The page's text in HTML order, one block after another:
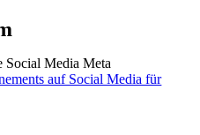
auf Social Media für